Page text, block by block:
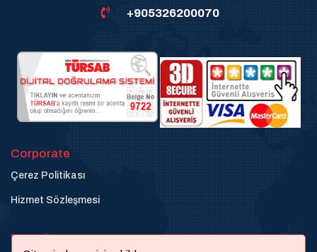
+905326200070
Corporate
Çerez Politikası
Hizmet Sözleşmesi
Destek